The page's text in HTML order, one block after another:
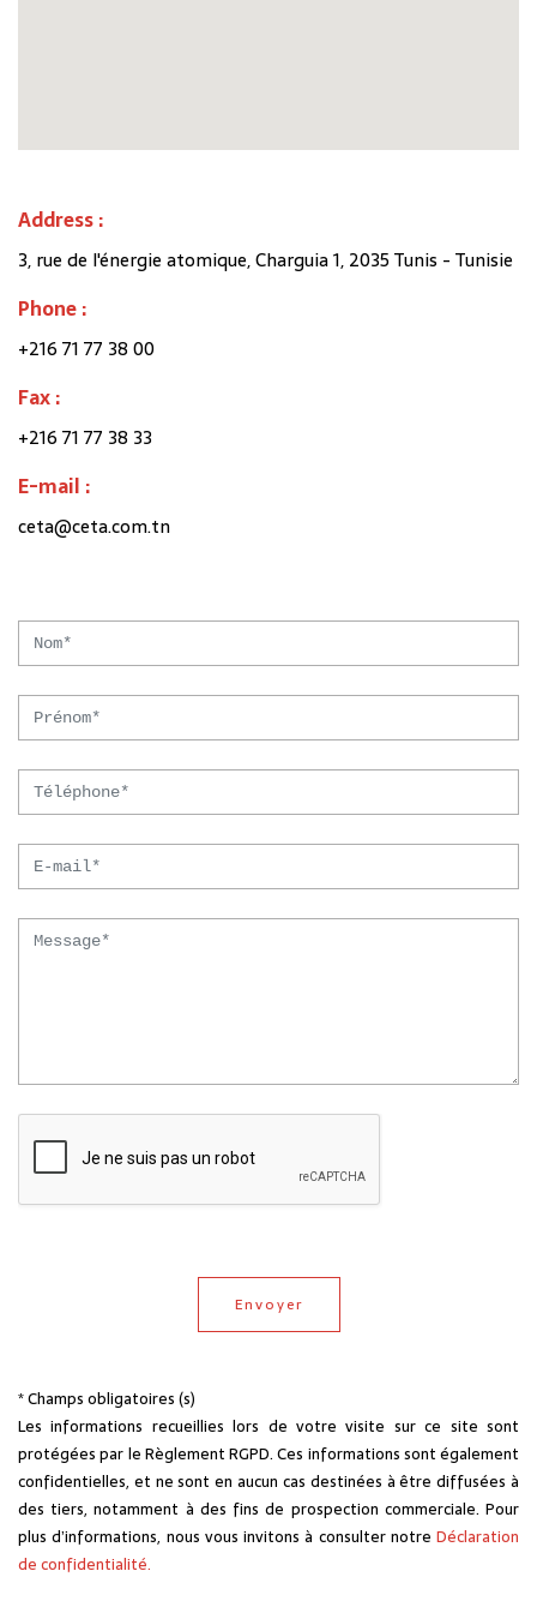
Address :
3, rue de l'énergie atomique, Charguia 1, 2035 Tunis - Tunisie
Phone :
+216 71 77 38 00
Fax :
+216 71 77 38 33
E-mail :
ceta@ceta.com.tn
Nom
Prénom
Téléphone
Email
Message
* Champs obligatoires (s)
Les informations recueillies lors de votre visite sur ce site sont
protégées par le Règlement RGPD. Ces informations sont également
confidentielles, et ne sont en aucun cas destinées à être diffusées à
des tiers, notamment à des fins de prospection commerciale. Pour
plus d’informations, nous vous invitons à consulter notre Déclaration
de confidentialité.